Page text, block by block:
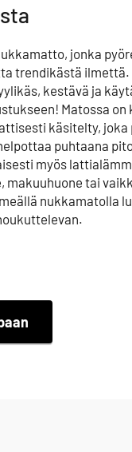
jonka
trendikästä ilmettä.
kestävä ja
Matossa on
käsitelty, joka
puhtaana
myös
makuuhuone tai
nukkamatolla